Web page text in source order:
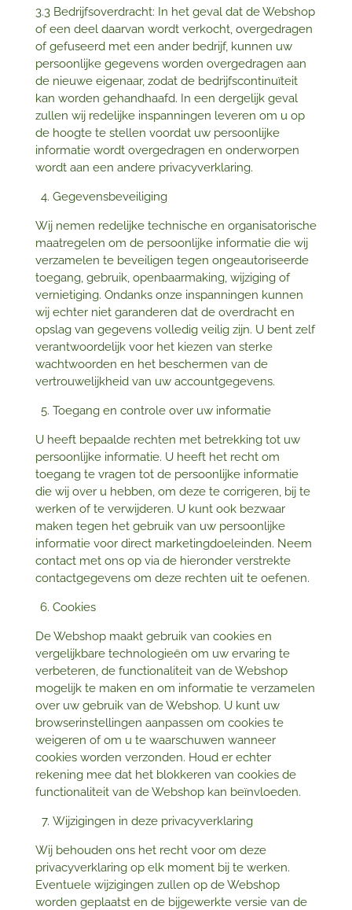
3.3 Bedrijfsoverdracht: In het geval dat de Webshop
of een deel daarvan wordt verkocht, overgedragen
of gefuseerd met een ander bedrijf, kunnen uw
persoonlijke gegevens worden overgedragen aan
de nieuwe eigenaar, zodat de bedrijfscontinuïteit
kan worden gehandhaafd. In een dergelijk geval
zullen wij redelijke inspanningen leveren om u op
de hoogte te stellen voordat uw persoonlijke
informatie wordt overgedragen en onderworpen
wordt aan een andere privacyverklaring.
Gegevensbeveiliging
Wij nemen redelijke technische en organisatorische
maatregelen om de persoonlijke informatie die wij
verzamelen te beveiligen tegen ongeautoriseerde
toegang, gebruik, openbaarmaking, wijziging of
vernietiging. Ondanks onze inspanningen kunnen
wij echter niet garanderen dat de overdracht en
opslag van gegevens volledig veilig zijn. U bent zelf
verantwoordelijk voor het kiezen van sterke
wachtwoorden en het beschermen van de
vertrouwelijkheid van uw accountgegevens.
Toegang en controle over uw informatie
U heeft bepaalde rechten met betrekking tot uw
persoonlijke informatie. U heeft het recht om
toegang te vragen tot de persoonlijke informatie
die wij over u hebben, om deze te corrigeren, bij te
werken of te verwijderen. U kunt ook bezwaar
maken tegen het gebruik van uw persoonlijke
informatie voor direct marketingdoeleinden. Neem
contact met ons op via de hieronder verstrekte
contactgegevens om deze rechten uit te oefenen.
Cookies
De Webshop maakt gebruik van cookies en
vergelijkbare technologieën om uw ervaring te
verbeteren, de functionaliteit van de Webshop
mogelijk te maken en om informatie te verzamelen
over uw gebruik van de Webshop. U kunt uw
browserinstellingen aanpassen om cookies te
weigeren of om u te waarschuwen wanneer
cookies worden verzonden. Houd er echter
rekening mee dat het blokkeren van cookies de
functionaliteit van de Webshop kan beïnvloeden.
Wijzigingen in deze privacyverklaring
Wij behouden ons het recht voor om deze
privacyverklaring op elk moment bij te werken.
Eventuele wijzigingen zullen op de Webshop
worden geplaatst en de bijgewerkte versie van de